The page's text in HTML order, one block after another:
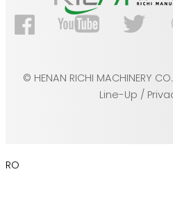
© HENAN RICHI MACHINERY
Line-Up /
RO